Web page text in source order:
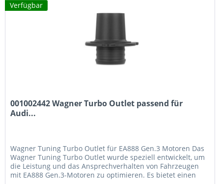
Verfügbar
001002442 Wagner Turbo Outlet passend für
Audi...
Wagner Tuning Turbo Outlet für EA888 Gen.3 Motoren Das
Wagner Tuning Turbo Outlet wurde speziell entwickelt, um
die Leistung und das Ansprechverhalten von Fahrzeugen
mit EA888 Gen.3-Motoren zu optimieren. Es bietet einen